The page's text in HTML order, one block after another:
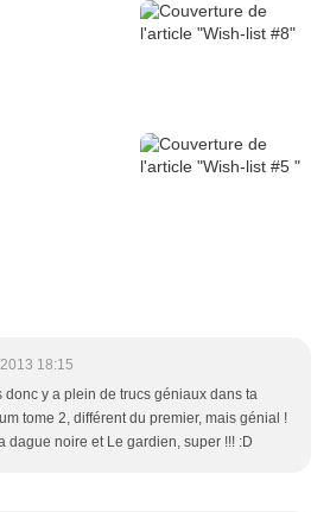
18:15
donc y a plein de trucs géniaux dans ta
tome 2, différent du premier, mais génial !
dague noire et Le gardien, super !!! :D